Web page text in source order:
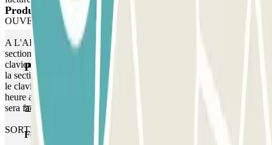
OUVERTURE PAR DIGICODE
A L'ARRIVEE : Introduisez le code que vous trouverez dans la
section « Informations importantes ». Tapez le code suivi de # sur le
clavier. AU DÉPART : Introduisez le code que vous trouverez dans
la section « Informations importantes ». Tapez le code suivi de # sur
le clavier. MARGE : vous pouvez accéder au parking jusqu'à 1
heure avant votre réservation, mais ce temps supplémentaire vous
sera facturé.
SORTIE PIÉTONNE
Produits Parclick
Produits Parclick
Forfait Simple